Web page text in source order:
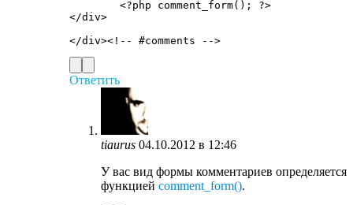
</div>
Ответить
tiaurus 04.10.2012 в 12:46
У вас вид формы комментариев определяется
функцией comment_form().